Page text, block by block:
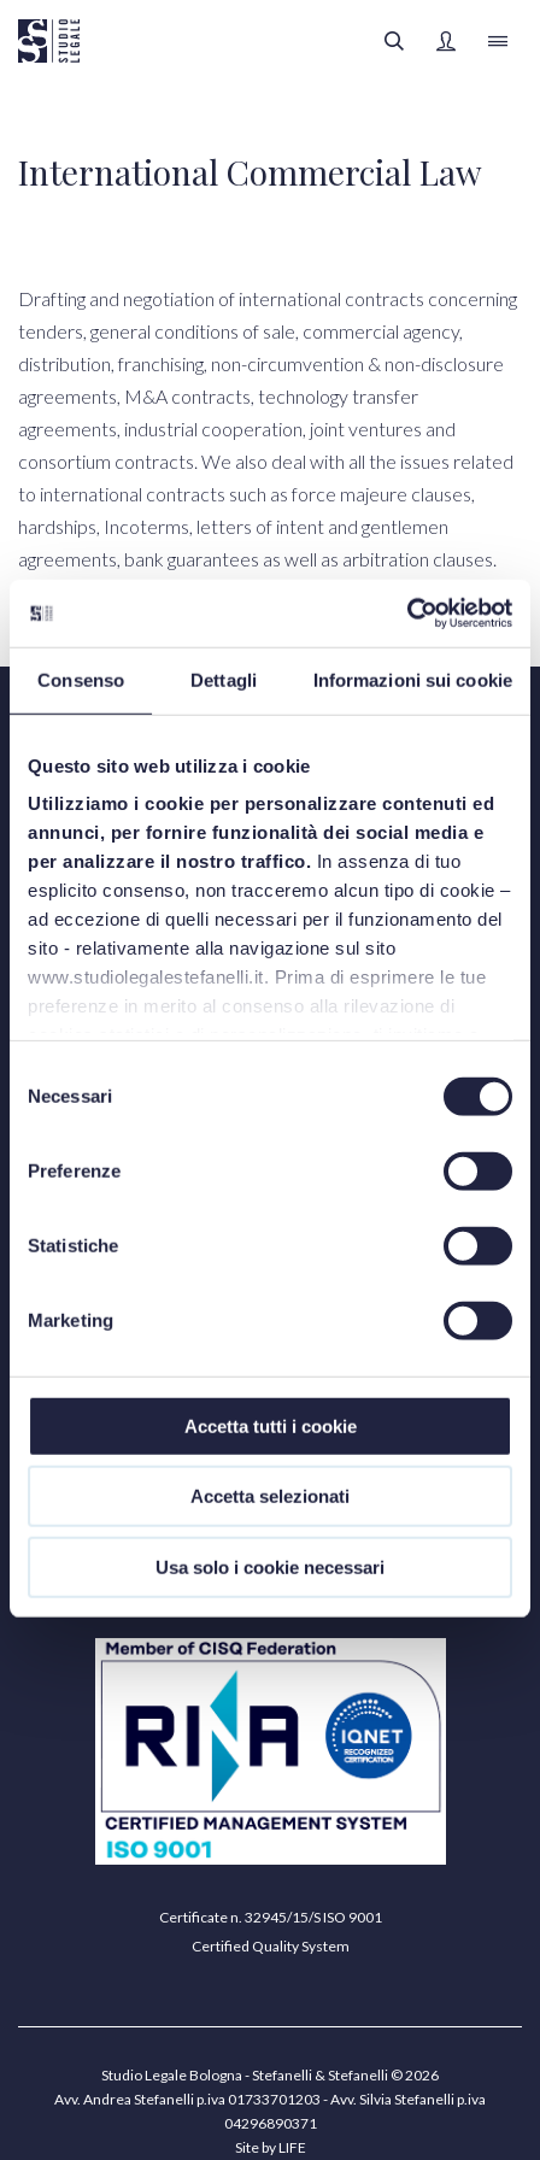
Consenso Dettagli Informazioni sui cookie
Questo sito web utilizza i cookie
Utilizziamo i cookie per personalizzare contenuti ed
annunci, per fornire funzionalità dei social media e
per analizzare il nostro traffico. In assenza di tuo
esplicito consenso, non tracceremo alcun tipo di cookie –
ad eccezione di quelli necessari per il funzionamento del
sito - relativamente alla navigazione sul sito
www.studiolegalestefanelli.it. Prima di esprimere le tue
preferenze in merito al consenso alla rilevazione di
delNecessari
Preferenze
Statistiche
Marketing
Accetta tutti i cookie
Accetta selezionati
Usa solo i cookie necessari
INSIGHTS
All categories
All authors
International Commercial Law
Drafting and negotiation of international contracts concerning
tenders, general conditions of sale, commercial agency,
distribution, franchising, non-circumvention & non-disclosure
agreements, M&A contracts, technology transfer
agreements, industrial cooperation, joint ventures and
consortium contracts. We also deal with all the issues related
to international contracts such as force majeure clauses,
hardships, Incoterms, letters of intent and gentlemen
agreements, bank guarantees as well as arbitration clauses.
Via Azzo Gardino, 8/A - 40122 Bologna
Phone: +39 051 520315
Via Nino Bixio, 31 - 20129 Milano
Phone: +39 02 87325559
CODE OF ETHICS USE OF AI
Certificate n. 32945/15/S ISO 9001
Certified Quality System
Studio Legale Bologna - Stefanelli & Stefanelli © 2026
Avv. Andrea Stefanelli p.iva 01733701203 - Avv. Silvia Stefanelli p.iva
04296890371
Site byLIFE